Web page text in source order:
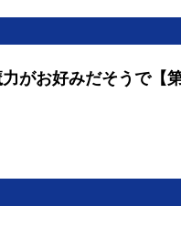
がお好みだそうで【第